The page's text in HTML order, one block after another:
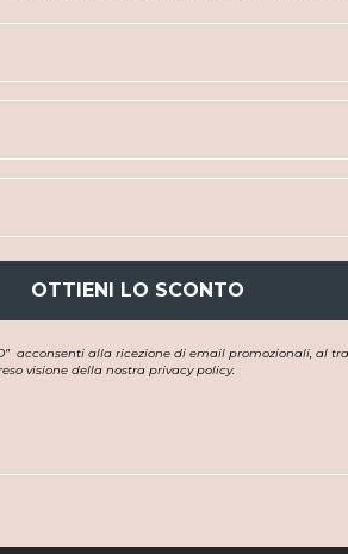
OTTIENI LO SCONTO
acconsenti alla ricezione di email promozionali, al
visione della nostra privacy policy.